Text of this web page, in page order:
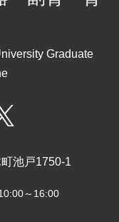
Graduate
池戸1750-1
～16:00